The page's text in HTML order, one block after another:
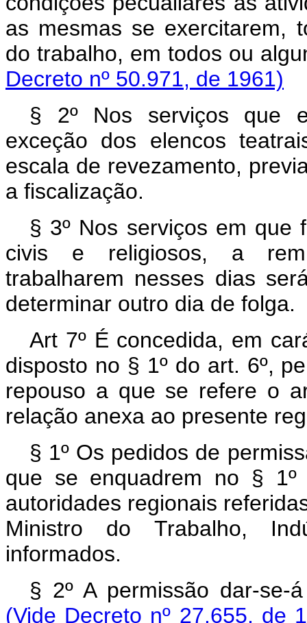
as mesmas se exercitarem,
do trabalho, em todos ou
Decreto nº 50.971, de 1961)
§ 2º Nos serviços que
exceção dos elencos
escala de revezamento,
a fiscalização.
§ 3º Nos serviços em que
civis e religiosos, a
trabalharem nesses dias
determinar outro dia de folga.
Art 7º É concedida, em
disposto no § 1º do art. 6º,
repouso a que se refere o
relação anexa ao presente
§ 1º Os pedidos de
que se enquadrem no §
autoridades regionais
Ministro do Trabalho,
informados.
§ 2º A permissão dar-
(Vide Decreto nº 27.655, de